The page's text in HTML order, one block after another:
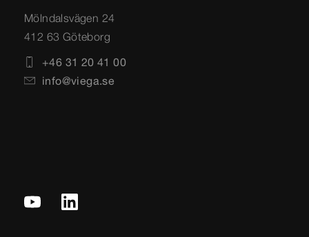
Mölndalsvägen 24
412 63 Göteborg
+46 31 20 41 00
info@viega.se